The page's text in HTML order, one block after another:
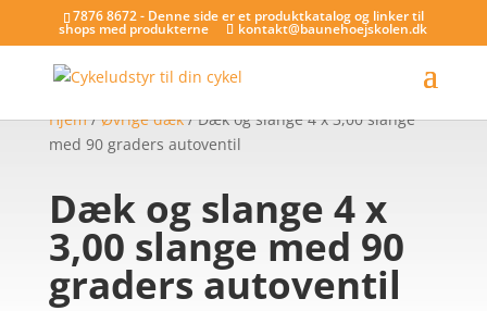
7876 8672 - Denne side er et produktkatalog og linker til
shops med produkterne kontakt@baunehoejskolen.dk
Hjem/Øvrige dæk/ Dæk og slange 4 x 3,00 slange
med 90 graders autoventil
Dæk og slange 4 x
3,00 slange med 90
graders autoventil